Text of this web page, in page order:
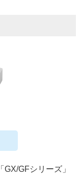
GFシリーズ」